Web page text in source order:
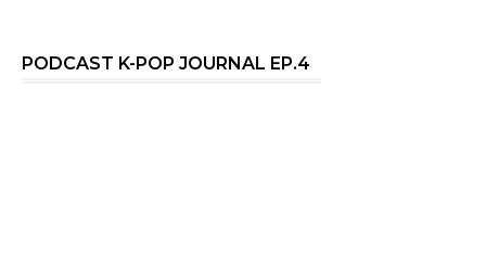
PODCAST K-POP JOURNAL EP.4